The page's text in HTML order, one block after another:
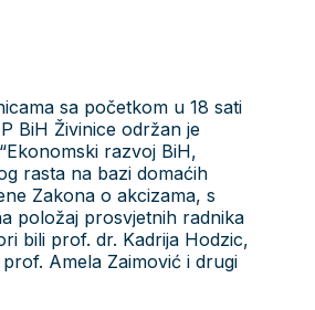
sa početkom u 18 sati
BiH Živinice održan je
razvoj BiH,
rasta na bazi domaćih
Zakona o akcizama, s
položaj prosvjetnih radnika
bili prof. dr. Kadrija Hodzic,
Amela Zaimović i drugi